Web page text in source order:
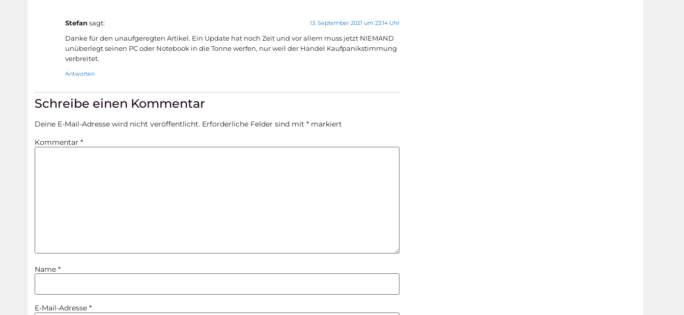
Stefan sagt: 13. September 2021 um 23:14 Uhr
Danke für den unaufgeregten Artikel. Ein Update hat noch Zeit und vor allem muss jetzt NIEMAND
unüberlegt seinen PC oder Notebook in die Tonne werfen, nur weil der Handel Kaufpanikstimmung
verbreitet.
Antworten
Schreibe einen Kommentar
Deine E-Mail-Adresse wird nicht veröffentlicht. Erforderliche Felder sind mit* markiert
Kommentar*
Name*
E-Mail-Adresse*